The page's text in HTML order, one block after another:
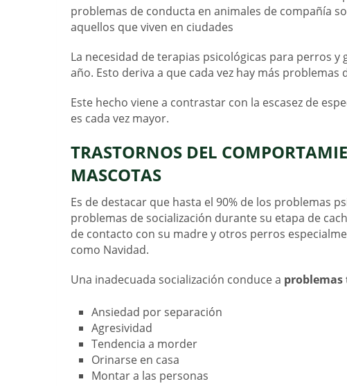
problemas de conducta en animales de compañía
aquellos que viven en ciudades
La necesidad de terapias psicológicas para perros
año. Esto deriva a que cada vez hay más
Este hecho viene a contrastar con la escasez de
es cada vez mayor.
TRASTORNOS DEL
MASCOTAS
Es de destacar que hasta el 90% de los problemas
problemas de socialización durante su etapa de
de contacto con su madre y otros perros
como Navidad.
Una inadecuada socialización conduce a problemas
Ansiedad por separación
Agresividad
Tendencia a morder
Orinarse en casa
Montar a las personas